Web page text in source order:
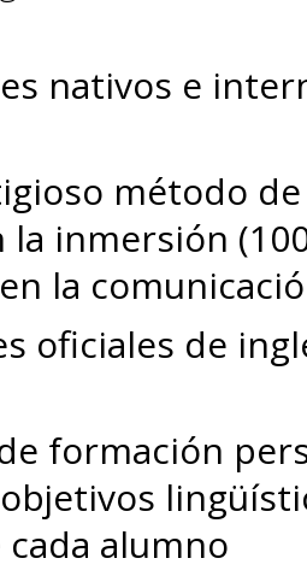
nativos e
método
la inmersión
la
oficiales de
formación
alumno